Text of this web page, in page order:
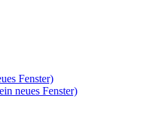
Fenster)
neues Fenster)